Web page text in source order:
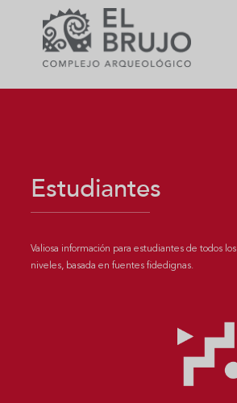
Estudiantes
Valiosa información para estudiantes de todos los
niveles, basada en fuentes fidedignas.